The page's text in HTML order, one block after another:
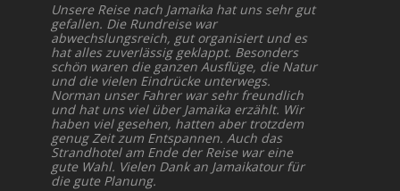
Unsere Reise nach Jamaika hat uns sehr gut
gefallen. Die Rundreise war
abwechslungsreich, gut organisiert und es
hat alles zuverlässig geklappt. Besonders
schön waren die ganzen Ausflüge, die Natur
und die vielen Eindrücke unterwegs.
Norman unser Fahrer war sehr freundlich
und hat uns viel über Jamaika erzählt. Wir
haben viel gesehen, hatten aber trotzdem
genug Zeit zum Entspannen. Auch das
Strandhotel am Ende der Reise war eine
gute Wahl. Vielen Dank an Jamaikatour für
die gute Planung.